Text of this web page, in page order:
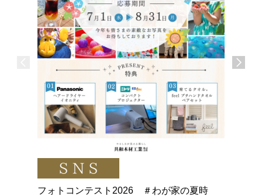
フォトコンテスト2026 ＃わが家の夏時